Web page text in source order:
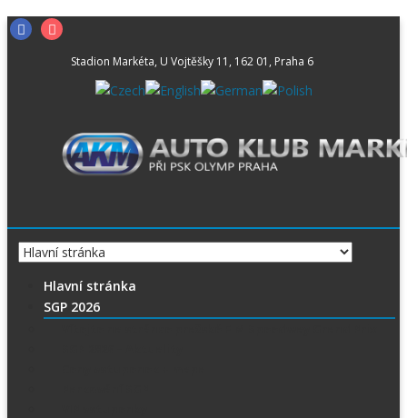
SkipFacebookInstagram
Stadion Markéta, U Vojtěšky 11, 162 01, Praha 6
Hlavní stránka
SGP 2026